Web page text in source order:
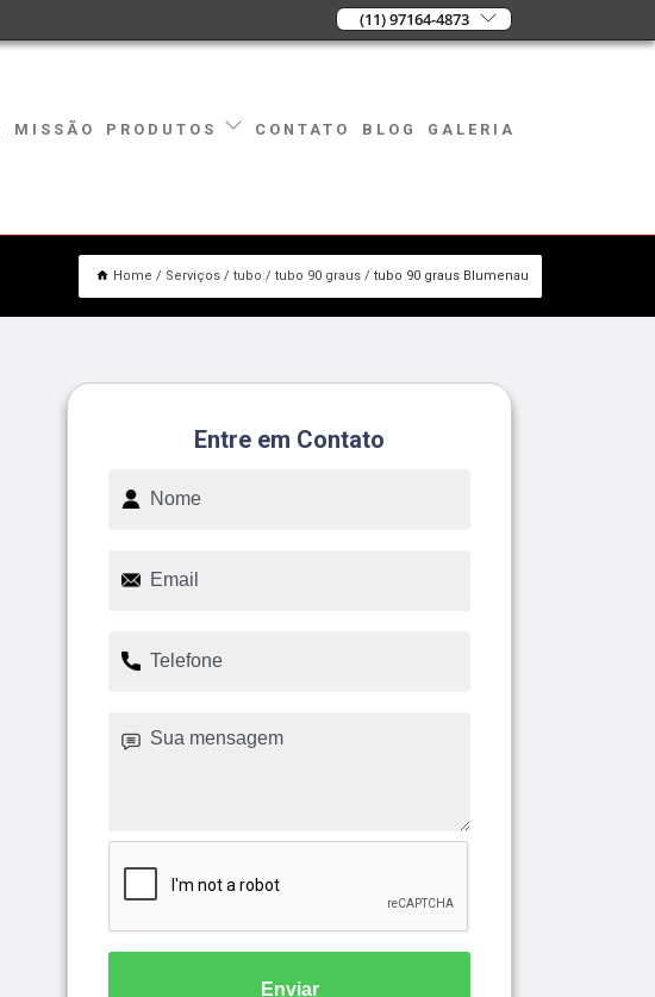
(11) 97164-4873
MISSÃO PRODUTOS CONTATO BLOG GALERIA
Home Serviços tubo tubo 90 graus tubo 90 graus Blumenau
Entre em Contato
Enviar